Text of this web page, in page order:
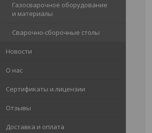
Газосварочное оборудование
и материалы
Сварочно-сборочные столы
Новости
О нас
Сертификаты и лицензии
Отзывы
Доставка и оплата